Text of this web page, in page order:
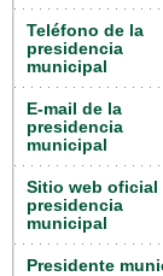
Teléfono de la
presidencia
municipal
E-mail de la
presidencia
municipal
Sitio web oficial
presidencia
municipal
Presidente